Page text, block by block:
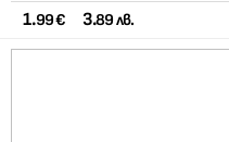
1.99 € 3.89 лв.